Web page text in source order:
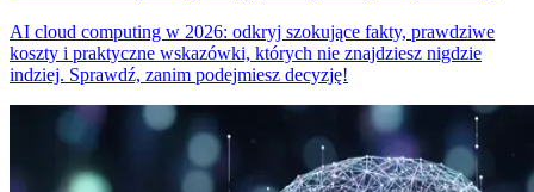
AI cloud computing w 2026: odkryj szokujące fakty, prawdziwe
koszty i praktyczne wskazówki, których nie znajdziesz nigdzie
indziej. Sprawdź, zanim podejmiesz decyzję!